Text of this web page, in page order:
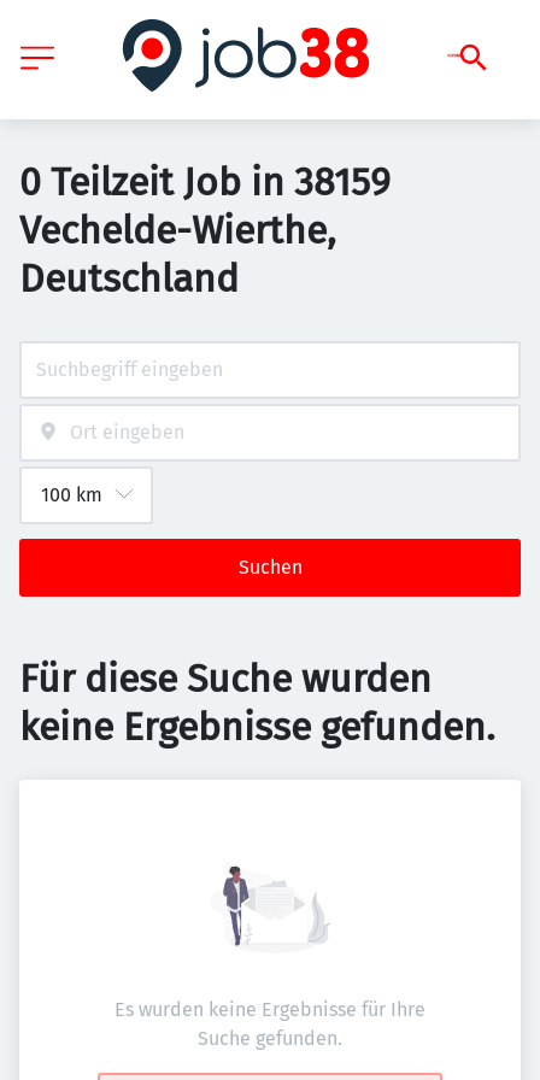
0 Teilzeit Job in 38159
Vechelde-Wierthe,
Deutschland
Suchen
Für diese Suche wurden
keine Ergebnisse gefunden.
Es wurden keine Ergebnisse für Ihre
Suche gefunden.